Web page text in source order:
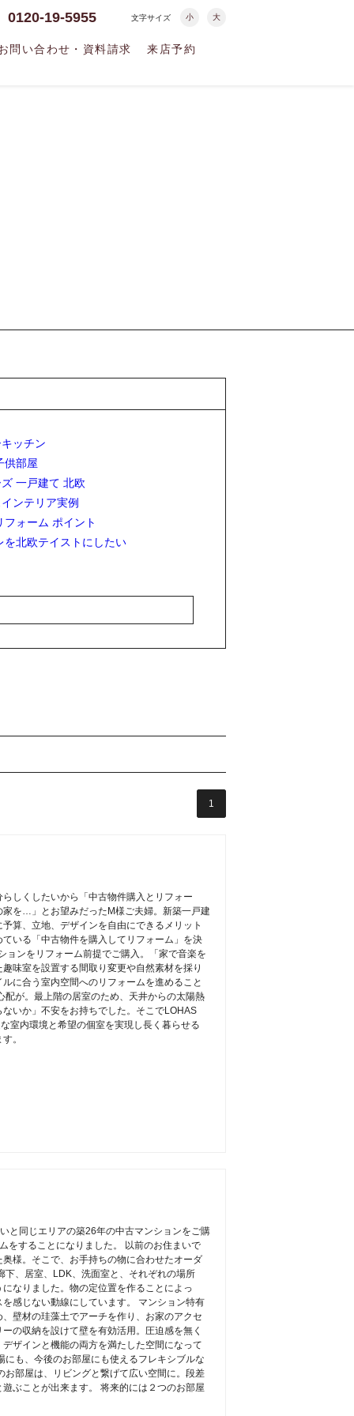
0120-19-5955 文字サイズ 小 大
問い合わせ・資料請求 来店予約
ッチン
供部屋
一戸建て 北欧
ンテリア実例
フォーム ポイント
を北欧テイストにしたい
1
しくしたいから「中古物件購入とリフォー
を…」とお望みだったM様ご夫婦。新築一戸建
算、立地、デザインを自由にできるメリット
いる「中古物件を購入してリフォーム」を決
ョンをリフォーム前提でご購入。「家で音楽を
味室を設置する間取り変更や自然素材を採り
に合う室内空間へのリフォームを進めること
が。最上階の居室のため、天井からの太陽熱
いか」不安をお持ちでした。そこでLOHAS
室内環境と希望の個室を実現し長く暮らせる
。
と同じエリアの築26年の中古マンションをご購
をすることになりました。 以前のお住まいで
様。そこで、お手持ちの物に合わせたオーダ
、居室、LDK、洗面室と、それぞれの場所
なりました。物の定位置を作ることによっ
感じない動線にしています。 マンション特有
壁材の珪藻土でアーチを作り、お家のアクセ
の収納を設けて壁を有効活用。圧迫感を無く
ザインと機能の両方を満たした空間になって
も、今後のお部屋にも使えるフレキシブルな
部屋は、リビングと繋げて広い空間に。段差
ぶことが出来ます。 将来的には２つのお部屋